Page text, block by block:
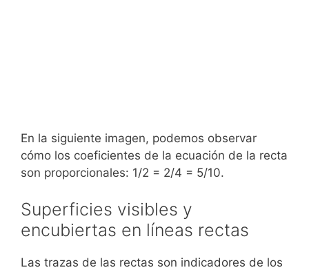
En la siguiente imagen, podemos observar
cómo los coeficientes de la ecuación de la recta
son proporcionales: 1/2 = 2/4 = 5/10.
Superficies visibles y
encubiertas en líneas rectas
Las trazas de las rectas son indicadores de los